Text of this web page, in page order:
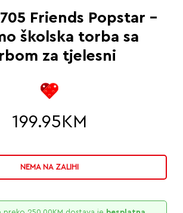
Friends Popstar –
školska torba sa
za tjelesni
199.95 KM
NEMA NA ZALIHI